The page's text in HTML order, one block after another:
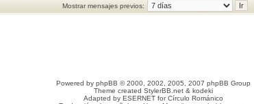
Mostrar mensajes previos:
Powered by phpBB © 2000, 2002, 2005, 2007 phpBB Group
Theme created StylerBB.net & kodeki
Adapted by ESERNET forCírculo Románico